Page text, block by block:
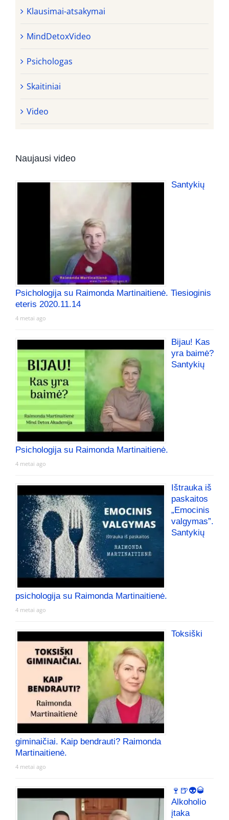
Klausimai-atsakymai
MindDetoxVideo
Psichologas
Skaitiniai
Video
Naujausi video
Santykių
Psichologija su Raimonda Martinaitienė. Tiesioginis
eteris 2020.11.14
4 metai ago
Bijau! Kas
yra baimė?
Santykių
Psichologija su Raimonda Martinaitienė.
4 metai ago
Ištrauka iš
paskaitos
„Emocinis
valgymas”.
Santykių
psichologija su Raimonda Martinaitienė.
4 metai ago
Toksiški
giminaičiai. Kaip bendrauti? Raimonda
Martinaitienė.
4 metai ago
🍷🍺👽🥃
Alkoholio
įtaka